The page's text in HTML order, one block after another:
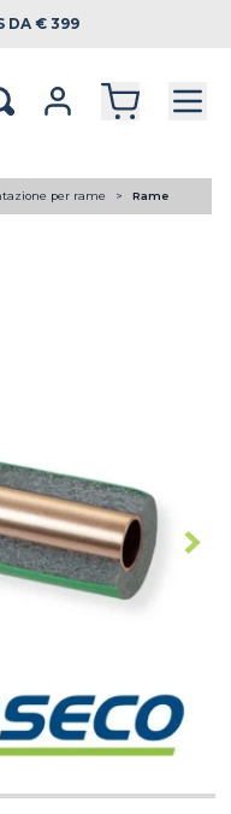
DA € 399
per rame Rame